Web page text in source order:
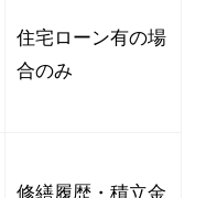
住宅ローン有の場
合のみ
修繕履歴・積立金